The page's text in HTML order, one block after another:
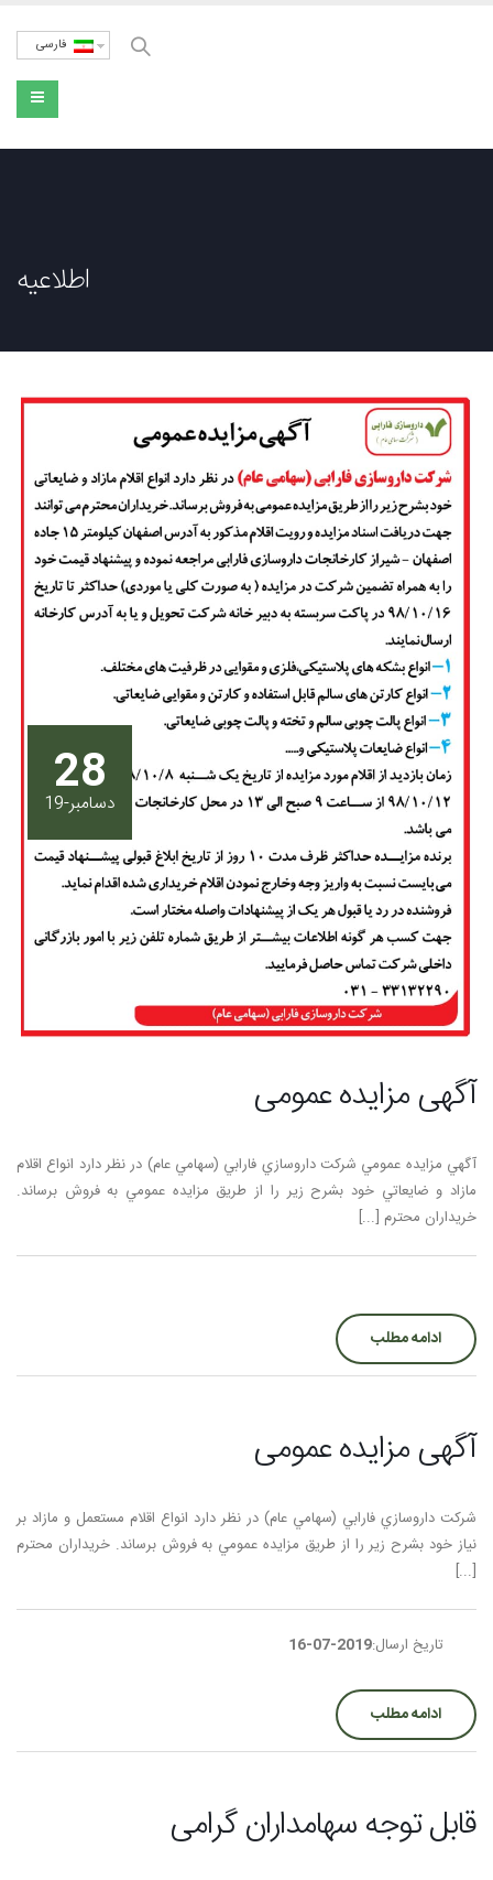
فارسی
اطلاعیه
28
دسامبر-19
آگهی مزایده عمومی
آگهي مزايده عمومي شركت داروسازي فارابي (سهامي عام) در نظر دارد انواع اقلام
مازاد و ضايعاتي خود بشرح زير را از طريق مزايده عمومي به فروش برساند.
خريداران محترم [...]
ادامه مطلب
آگهی مزایده عمومی
شركت داروسازي فارابي (سهامي عام) در نظر دارد انواع اقلام مستعمل و مازاد بر
نياز خود بشرح زير را از طريق مزايده عمومي به فروش برساند. خريداران محترم
[...]
تاریخ ارسال:2019-07-16
ادامه مطلب
قابل توجه سهامداران گرامی